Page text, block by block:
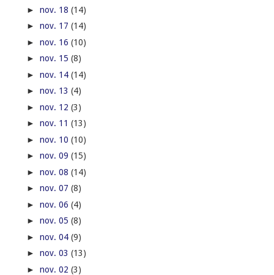
► nov. 18 (14)
► nov. 17 (14)
► nov. 16 (10)
► nov. 15 (8)
► nov. 14 (14)
► nov. 13 (4)
► nov. 12 (3)
► nov. 11 (13)
► nov. 10 (10)
► nov. 09 (15)
► nov. 08 (14)
► nov. 07 (8)
► nov. 06 (4)
► nov. 05 (8)
► nov. 04 (9)
► nov. 03 (13)
► nov. 02 (3)